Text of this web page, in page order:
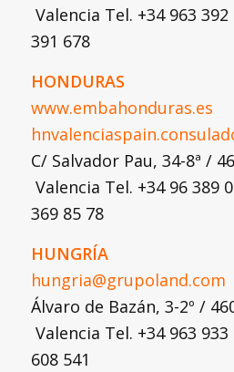
Valencia Tel. +34 963 392
391 678
HONDURAS
www.embahonduras.es
C/ Salvador Pau, 34-8ª /
Valencia Tel. +34 96 389
369 85 78
HUNGRÍA
hungria@grupoland.com
Álvaro de Bazán, 3-2º /
Valencia Tel. +34 963 933
608 541